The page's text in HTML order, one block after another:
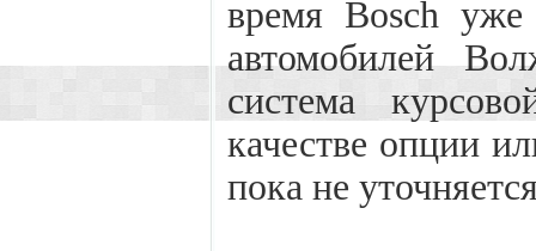
время Bosch уже
автомобилей
система
качестве опции
пока не